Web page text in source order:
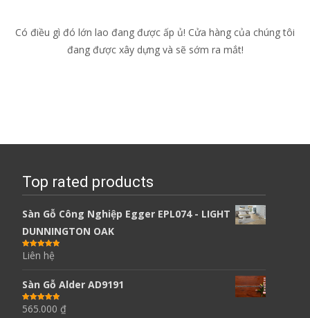
Có điều gì đó lớn lao đang được ấp ủ! Cửa hàng của chúng tôi
đang được xây dựng và sẽ sớm ra mắt!
Top rated products
Sàn Gỗ Công Nghiệp Egger EPL074 - LIGHT
DUNNINGTON OAK
Được xếp
hạng 5.00 5
Liên hệ
Sàn Gỗ Alder AD9191
Được xếp
hạng5.005
565.000 ₫